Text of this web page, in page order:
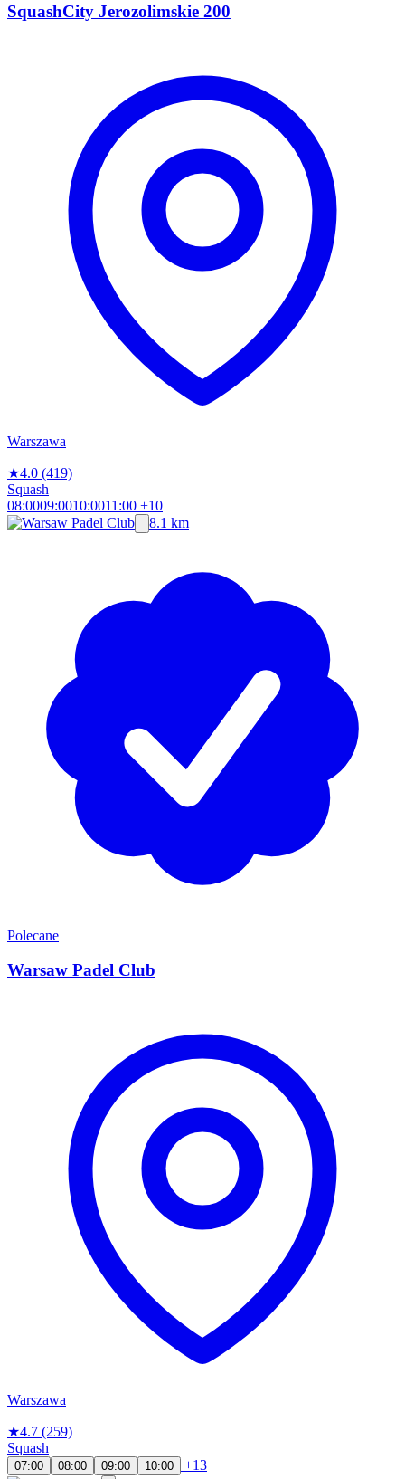
SquashCity Jerozolimskie 200
Warszawa
★4.0 (419)
Squash
08:0009:0010:0011:00 +10
8.1 km
Polecane
Warsaw Padel Club
Warszawa
★4.7 (259)
Squash
07:00 08:00 09:00 10:00
+13